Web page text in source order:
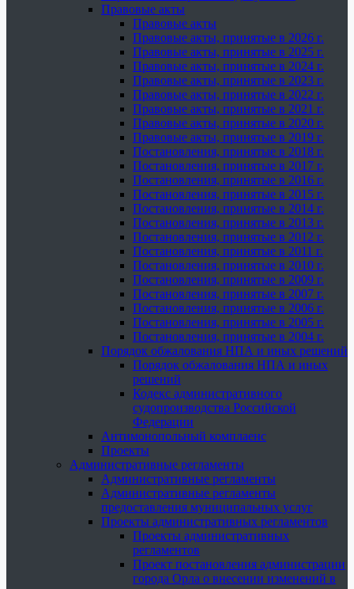
Правовые акты
Правовые акты
Правовые акты, принятые в 2026 г.
Правовые акты, принятые в 2025 г.
Правовые акты, принятые в 2024 г.
Правовые акты, принятые в 2023 г.
Правовые акты, принятые в 2022 г.
Правовые акты, принятые в 2021 г.
Правовые акты, принятые в 2020 г.
Правовые акты, принятые в 2019 г.
Постановления, принятые в 2018 г.
Постановления, принятые в 2017 г.
Постановления, принятые в 2016 г.
Постановления, принятые в 2015 г.
Постановления, принятые в 2014 г.
Постановления, принятые в 2013 г.
Постановления, принятые в 2012 г.
Постановления, принятые в 2011 г.
Постановления, принятые в 2010 г.
Постановления, принятые в 2009 г.
Постановления, принятые в 2007 г.
Постановления, принятые в 2006 г.
Постановления, принятые в 2005 г.
Постановления, принятые в 2004 г.
Порядок обжалования НПА и иных решений
Порядок обжалования НПА и иных
решений
Кодекс административного
судопроизводства Российской
Федерации
Антимонопольный комплаенс
Проекты
Административные регламенты
Административные регламенты
Административные регламенты
предоставления муниципальных услуг
Проекты административных регламентов
Проекты административных
регламентов
Проект постановления администрации
города Орла о внесении изменений в